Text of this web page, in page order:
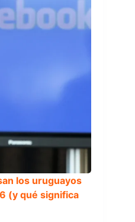
los uruguayos
(y qué significa